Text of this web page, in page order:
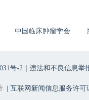
中国临床肿瘤学会
号-2｜违法和不良信息举
| 互联网新闻信息服务许可